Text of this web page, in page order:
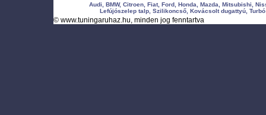
Audi, BMW, Citroen, Fiat, Ford, Honda, Mazda, Mitsubishi,
Lefújószelep talp, Szilikoncső, Kovácsolt dugattyú,
© www.tuningaruhaz.hu, minden jog fenntartva